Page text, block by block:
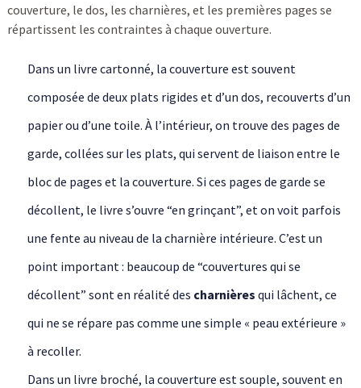
couverture, le dos, les charnières, et les premières pages se
répartissent les contraintes à chaque ouverture.
Dans un livre cartonné, la couverture est souvent
composée de deux plats rigides et d’un dos, recouverts d’un
papier ou d’une toile. À l’intérieur, on trouve des pages de
garde, collées sur les plats, qui servent de liaison entre le
bloc de pages et la couverture. Si ces pages de garde se
décollent, le livre s’ouvre “en grinçant”, et on voit parfois
une fente au niveau de la charnière intérieure. C’est un
point important : beaucoup de “couvertures qui se
décollent” sont en réalité des charnières qui lâchent, ce
qui ne se répare pas comme une simple « peau extérieure »
à recoller.
Dans un livre broché, la couverture est souple, souvent en